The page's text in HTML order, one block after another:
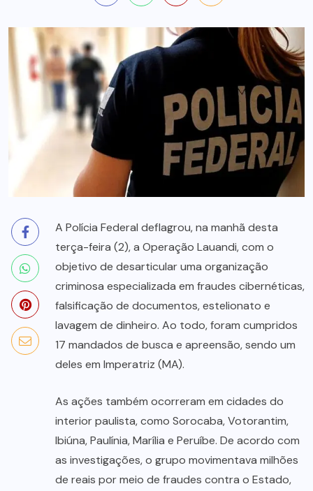
A Polícia Federal deflagrou, na manhã desta
terça-feira (2), a Operação Lauandi, com o
objetivo de desarticular uma organização
criminosa especializada em fraudes cibernéticas,
falsificação de documentos, estelionato e
lavagem de dinheiro. Ao todo, foram cumpridos
17 mandados de busca e apreensão, sendo um
deles em Imperatriz (MA).
As ações também ocorreram em cidades do
interior paulista, como Sorocaba, Votorantim,
Ibiúna, Paulínia, Marília e Peruíbe. De acordo com
as investigações, o grupo movimentava milhões
de reais por meio de fraudes contra o Estado,